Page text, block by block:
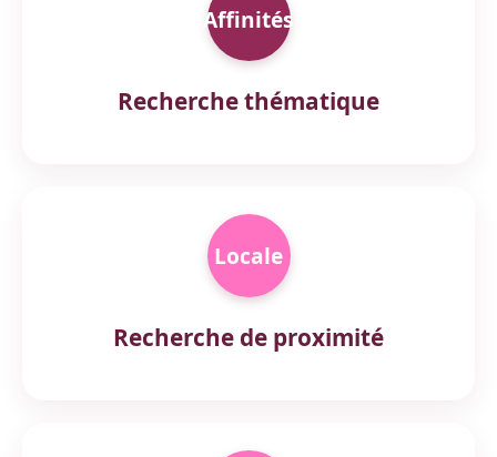
Affinités
Recherche thématique
Locale
Recherche de proximité